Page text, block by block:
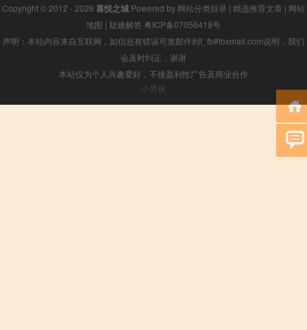
Copyright © 2012 - 2026 喜悦之城 Powered by 网站分类目录 | 精选推荐文章 | 网站
地图 | 疑难解答 粤ICP备07056419号
声明：本站内容来自互联网，如信息有错误可发邮件到f_fb#foxmail.com说明，我们
会及时纠正，谢谢
本站仅为个人兴趣爱好，不接盈利性广告及商业合作
小男孩